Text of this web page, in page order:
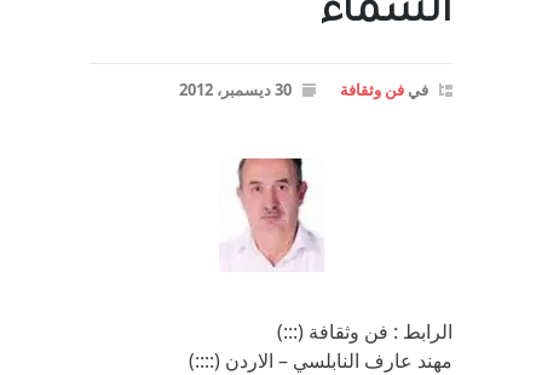
السماء
في فن وثقافة 30 ديسمبر، 2012
الرابط : فن وثقافة (:::)
مهند عارف النابلسي – الاردن (::::)